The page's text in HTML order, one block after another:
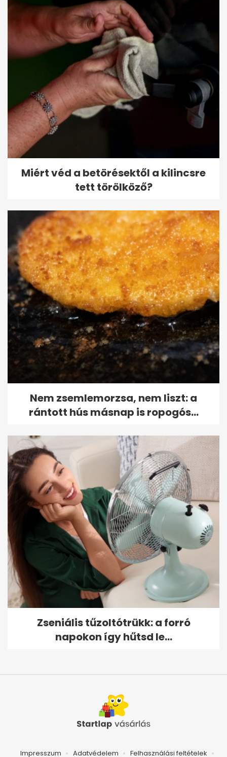
Miért véd a betörésektől a kilincsre
tett törölköző?
Nem zsemlemorzsa, nem liszt: a
rántott hús másnap is ropogós...
Zseniális tűzoltótrükk: a forró
napokon így hűtsd le...
Impresszum Adatvédelem Felhasználási feltételek